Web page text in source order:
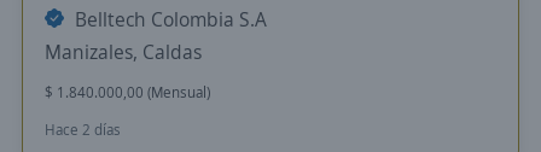
Belltech Colombia S.A
Manizales, Caldas
$ 1.840.000,00 (Mensual)
Hace 2 días